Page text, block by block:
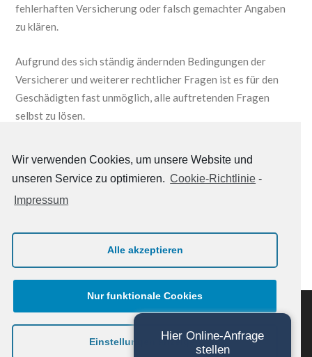
fehlerhaften Versicherung oder falsch gemachter Angaben
zu klären.
Aufgrund des sich ständig ändernden Bedingungen der
Versicherer und weiterer rechtlicher Fragen ist es für den
Geschädigten fast unmöglich, alle auftretenden Fragen
selbst zu lösen.
Süddeutschland mit derartigen Schadenregulierungen
befasst. Wir lösen in Zusammenarbeit mit dem Geschädigten
alle auftretenden Fragen und Probleme bis hin zu
© 2019 -2026 WOCHNER & WALLY
RECHTSANWÄLTE. ALLE RECHTE
VORBEHALTEN.
Wir verwenden Cookies, um unsere Website und
unseren Service zu optimieren. Cookie-Richtlinie -
Impressum
Alle akzeptieren
Nur funktionale Cookies
Einstellungen anzeigenHier Online-Anfrage
stellen